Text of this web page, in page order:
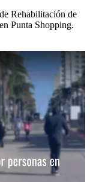
Rehabilitación de
Punta Shopping.
aseguró que las